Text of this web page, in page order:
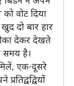
वोट दिया
दो बार हार
देकर देखते
समय है।
एक-दूसरे